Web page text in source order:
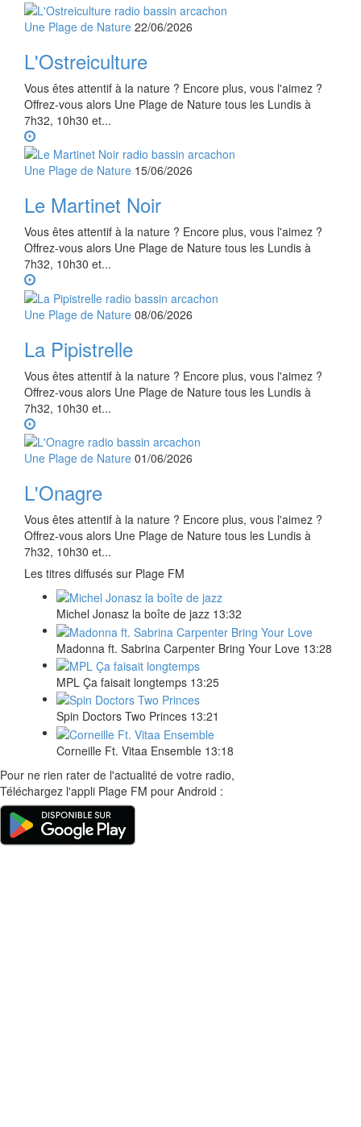
Une Plage de Nature 22/06/2026
L'Ostreiculture
Vous êtes attentif à la nature ? Encore plus, vous l'aimez ?
Offrez-vous alors Une Plage de Nature tous les Lundis à
7h32, 10h30 et...
Une Plage de Nature 15/06/2026
Le Martinet Noir
Vous êtes attentif à la nature ? Encore plus, vous l'aimez ?
Offrez-vous alors Une Plage de Nature tous les Lundis à
7h32, 10h30 et...
Une Plage de Nature 08/06/2026
La Pipistrelle
Vous êtes attentif à la nature ? Encore plus, vous l'aimez ?
Offrez-vous alors Une Plage de Nature tous les Lundis à
7h32, 10h30 et...
Une Plage de Nature 01/06/2026
L'Onagre
Vous êtes attentif à la nature ? Encore plus, vous l'aimez ?
Offrez-vous alors Une Plage de Nature tous les Lundis à
7h32, 10h30 et...
Les titres diffusés sur Plage FM
Michel Jonasz la boîte de jazz 13:32
Madonna ft. Sabrina Carpenter Bring Your Love 13:28
MPL Ça faisait longtemps 13:25
Spin Doctors Two Princes 13:21
Corneille Ft. Vitaa Ensemble 13:18
Pour ne rien rater de l'actualité de votre radio,
Téléchargez l'appli Plage FM pour Android :